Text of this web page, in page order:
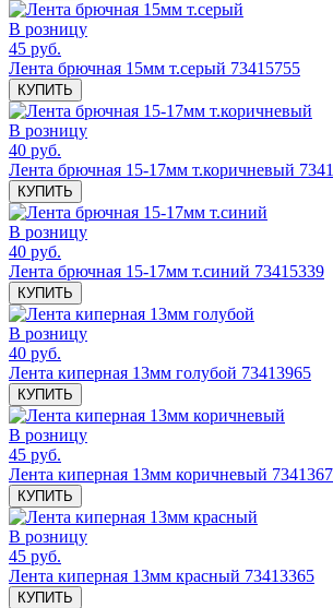
В розницу
45 руб.
Лента брючная 15мм т.серый 73415755
КУПИТЬ
В розницу
40 руб.
Лента брючная 15-17мм т.коричневый
КУПИТЬ
В розницу
40 руб.
Лента брючная 15-17мм т.синий 73415339
КУПИТЬ
В розницу
40 руб.
Лента киперная 13мм голубой 73413965
КУПИТЬ
В розницу
45 руб.
Лента киперная 13мм коричневый
КУПИТЬ
В розницу
45 руб.
Лента киперная 13мм красный 73413365
КУПИТЬ